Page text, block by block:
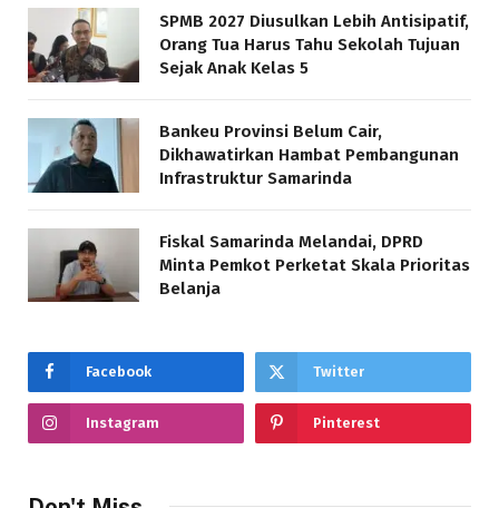
SPMB 2027 Diusulkan Lebih Antisipatif,
Orang Tua Harus Tahu Sekolah Tujuan
Sejak Anak Kelas 5
Bankeu Provinsi Belum Cair,
Dikhawatirkan Hambat Pembangunan
Infrastruktur Samarinda
Fiskal Samarinda Melandai, DPRD
Minta Pemkot Perketat Skala Prioritas
Belanja
Facebook Twitter
Instagram Pinterest